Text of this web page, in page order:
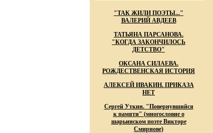
"ТАК ЖИЛИ ПОЭТЫ..."
ВАЛЕРИЙ АВДЕЕВ
ТАТЬЯНА ПАРСАНОВА.
"КОГДА ЗАКОНЧИЛОСЬ
ДЕТСТВО"
ОКСАНА СИЛАЕВА.
РОЖДЕСТВЕНСКАЯ ИСТОРИЯ
АЛЕКСЕЙ ИВАКИН. ПРИКАЗА
НЕТ
Сергей Уткин. "Повернувшийся
к памяти" (многословие о
шарьинском поэте Викторе
Смирнове)